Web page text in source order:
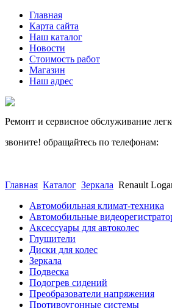
Главная
Карта сайта
Наш каталог
Новости
Стоимость работ
Магазин
Наш адрес
Ремонт и сервисное обслуживание
звоните! обращайтесь по телефонам:
Главная Каталог Зеркала Renault
Автомобильная климат-техника
Автомобильные
Аксессуары для автоколес
Глушители
Диски для колес
Зеркала
Подвеска
Подогрев сидений
Преобразователи напряжения
Противоугонные системы